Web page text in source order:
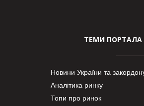
ТЕМИ ПОРТАЛА
Новини України та
Аналітика ринку
Топи про ринок